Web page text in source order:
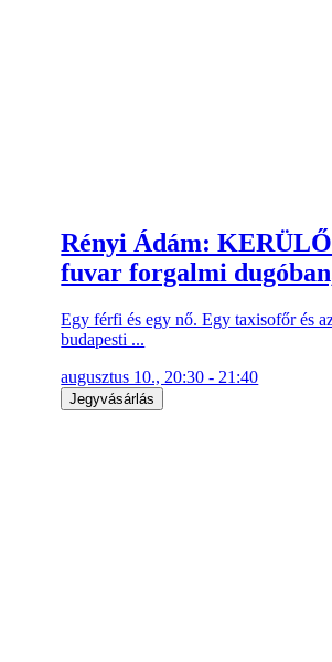
Rényi Ádám:
fuvar forgalmi
Egy férfi és egy nő. Egy taxisofőr és
budapesti ...
augusztus 10., 20:30 - 21:40
Jegyvásárlás